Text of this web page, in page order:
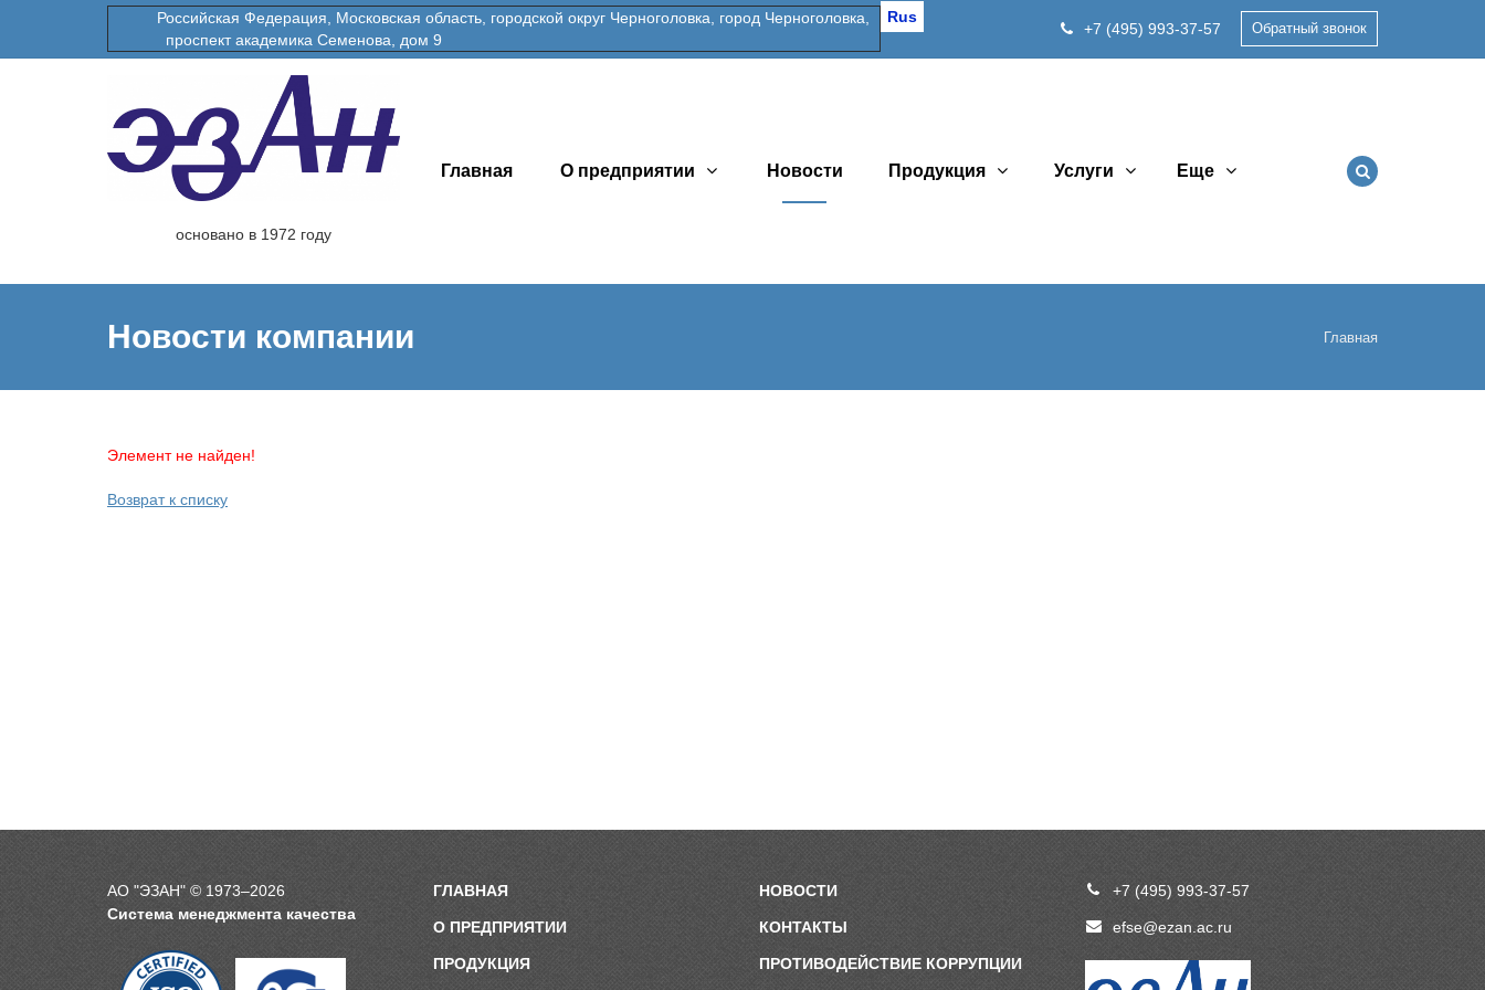
Rus
Российская Федерация, Московская область, городской округ Черноголовка, город Черноголовка,
проспект академика Семенова, дом 9
+7 (495) 993-37-57 Обратный звонок
основано в 1972 году
Главная О предприятии Новости Продукция Услуги Еще
Новости компании Главная
Элемент не найден!
Возврат к списку
ГЛАВНАЯ
О ПРЕДПРИЯТИИ
ПРОДУКЦИЯ
НОВОСТИ
КОНТАКТЫ
ПРОТИВОДЕЙСТВИЕ КОРРУПЦИИ
+7 (495) 993-37-57
efse@ezan.ac.ru
АО "ЭЗАН" © 1973–2026
Система менеджмента качества